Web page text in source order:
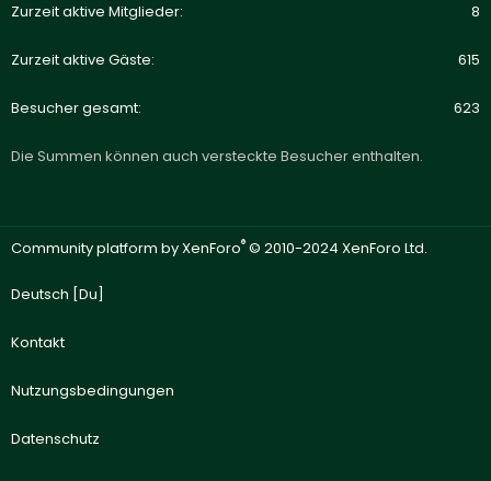
Zurzeit aktive Mitglieder 8
Zurzeit aktive Gäste 615
Besucher gesamt 623
Die Summen können auch versteckte Besucher enthalten.
Community platform by XenForo® © 2010-2024 XenForo Ltd.
Deutsch [Du]
Kontakt
Nutzungsbedingungen
Datenschutz